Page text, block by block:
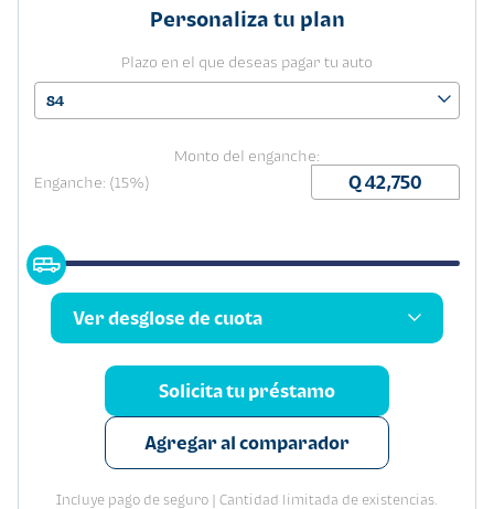
Personaliza tu plan
Plazo en el que deseas pagar tu auto
84
Monto del enganche:
Enganche: (15%)
Ver desglose de cuota
Solicita tu préstamo
Agregar al comparador
Incluye pago de seguro | Cantidad limitada de existencias.